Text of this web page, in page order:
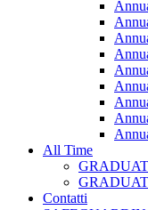
All Time
Contatti